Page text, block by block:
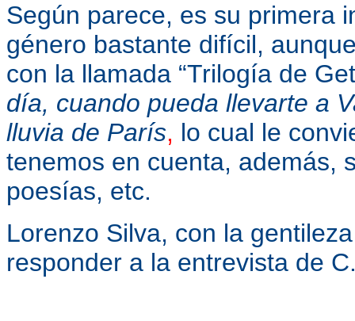
Según parece, es su primera
género bastante difícil,
con la llamada “Trilogía de
día, cuando pueda llevarte a
lluvia de París, lo cual le
tenemos en cuenta, además,
poesías, etc.
Lorenzo Silva, con la
responder a la entrevista de